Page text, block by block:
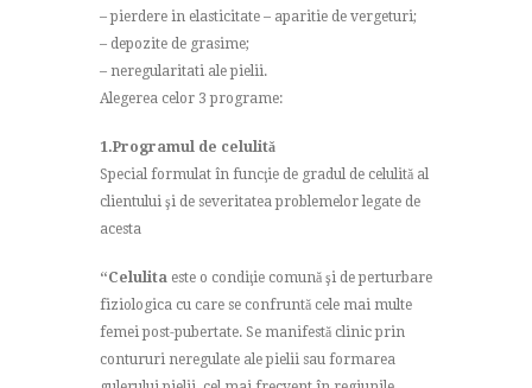
– pierdere in elasticitate – aparitie de vergeturi;
– depozite de grasime;
– neregularitati ale pielii.
Alegerea celor 3 programe:
1.Programul de celulită
Special formulat în funcţie de gradul de celulită al
clientului şi de severitatea problemelor legate de
acesta
“Celulita este o condiţie comună şi de perturbare
fiziologica cu care se confruntă cele mai multe
femei post-pubertate. Se manifestă clinic prin
contururi neregulate ale pielii sau formarea